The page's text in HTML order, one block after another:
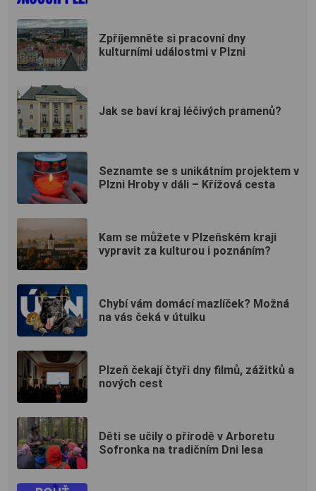
Zpříjemněte si pracovní dny
kulturními událostmi v Plzni
Jak se baví kraj léčivých pramenů?
Seznamte se s unikátním projektem v
Plzni Hroby v dáli – Křížová cesta
Kam se můžete v Plzeňském kraji
vypravit za kulturou i poznáním?
Chybí vám domácí mazlíček? Možná
na vás čeká v útulku
Plzeň čekají čtyři dny filmů, zážitků a
nových cest
Děti se učily o přírodě v Arboretu
Sofronka na tradičním Dni lesa